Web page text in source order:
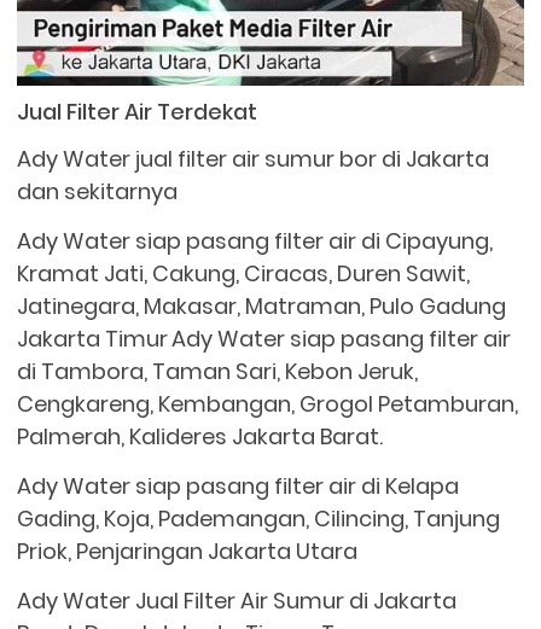
Jual Filter Air Terdekat
Ady Water jual filter air sumur bor di Jakarta
dan sekitarnya
Ady Water siap pasang filter air di Cipayung,
Kramat Jati, Cakung, Ciracas, Duren Sawit,
Jatinegara, Makasar, Matraman, Pulo Gadung
Jakarta TimurAdy Water siap pasang filter air
di Tambora, Taman Sari, Kebon Jeruk,
Cengkareng, Kembangan, Grogol Petamburan,
Palmerah, Kalideres Jakarta Barat.
Ady Water siap pasang filter air di Kelapa
Gading, Koja, Pademangan, Cilincing, Tanjung
Priok, Penjaringan Jakarta Utara
Ady Water Jual Filter Air Sumur di Jakarta